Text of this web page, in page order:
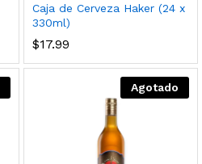
Caja de Cerveza Haker (24 x
330ml)
$17.99
Agotado